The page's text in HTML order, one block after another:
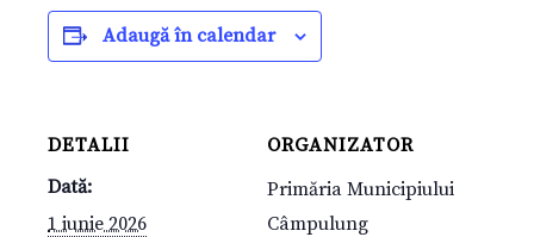
Adaugă în calendar
DETALII
Dată:
1 iunie 2026
ORGANIZATOR
Primăria Municipiului
Câmpulung